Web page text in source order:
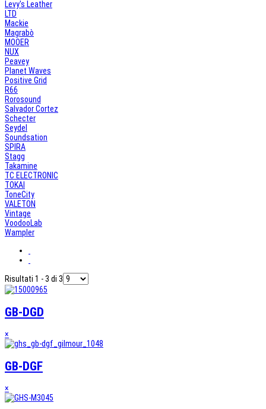
Levy's Leather
LTD
Mackie
Magrabò
MOOER
NUX
Peavey
Planet Waves
Positive Grid
R66
Rorosound
Salvador Cortez
Schecter
Seydel
Soundsation
SPIRA
Stagg
Takamine
TC ELECTRONIC
TOKAI
ToneCity
VALETON
Vintage
VoodooLab
Wampler
Risultati 1 - 3 di 3
GB-DGD
×
GB-DGF
×